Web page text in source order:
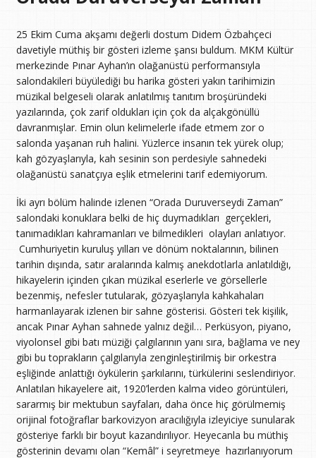
25 Ekim Cuma akşamı değerli dostum Didem Özbahçeci
davetiyle müthiş bir gösteri izleme şansı buldum. MKM Kültür
merkezinde Pınar Ayhan’ın olağanüstü performansıyla
salondakileri büyülediği bu harika gösteri yakın tarihimizin
müzikal belgeseli olarak anlatılmış tanıtım broşüründeki
yazılarında, çok zarif oldukları için çok da alçakgönüllü
davranmışlar. Emin olun kelimelerle ifade etmem zor o
salonda yaşanan ruh halini. Yüzlerce insanın tek yürek olup;
kah gözyaşlarıyla, kah sesinin son perdesiyle sahnedeki
olağanüstü sanatçıya eşlik etmelerini tarif edemiyorum.
İki ayrı bölüm halinde izlenen “Orada Duruverseydi Zaman”
salondaki konuklara belki de hiç duymadıkları gerçekleri,
tanımadıkları kahramanları ve bilmedikleri olayları anlatıyor.
Cumhuriyetin kuruluş yılları ve dönüm noktalarının, bilinen
tarihin dışında, satır aralarında kalmış anekdotlarla anlatıldığı,
hikayelerin içinden çıkan müzikal eserlerle ve görsellerle
bezenmiş, nefesler tutularak, gözyaşlarıyla kahkahaları
harmanlayarak izlenen bir sahne gösterisi. Gösteri tek kişilik,
ancak Pınar Ayhan sahnede yalnız değil… Perküsyon, piyano,
viyolonsel gibi batı müziği çalgılarının yanı sıra, bağlama ve ney
gibi bu toprakların çalgılarıyla zenginleştirilmiş bir orkestra
eşliğinde anlattığı öykülerin şarkılarını, türkülerini seslendiriyor.
Anlatılan hikayelere ait, 1920’lerden kalma video görüntüleri,
sararmış bir mektubun sayfaları, daha önce hiç görülmemiş
orijinal fotoğraflar barkovizyon aracılığıyla izleyiciye sunularak
gösteriye farklı bir boyut kazandırılıyor. Heyecanla bu müthiş
gösterinin devamı olan “Kemâl” i seyretmeye hazırlanıyorum